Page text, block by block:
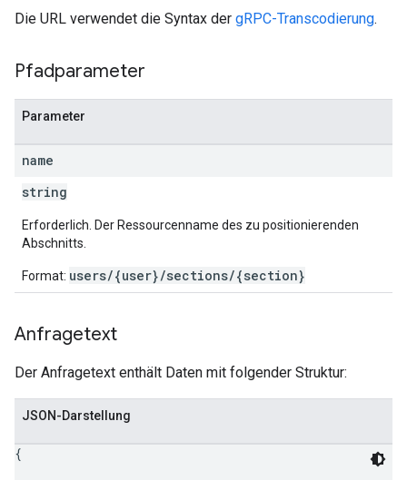
Die URL verwendet die Syntax der gRPC-Transcodierung.
Pfadparameter
Parameter
name
string
Erforderlich. Der Ressourcenname des zu positionierenden
Abschnitts.
Format: users/{user}/sections/{section}
Anfragetext
Der Anfragetext enthält Daten mit folgender Struktur:
JSON-Darstellung
{